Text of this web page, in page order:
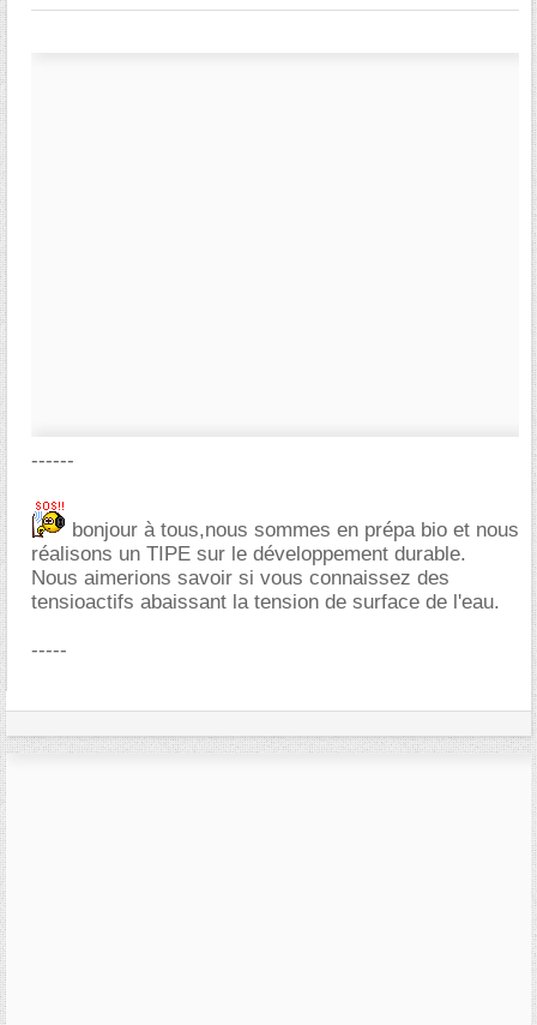
------
bonjour à tous,nous sommes en prépa bio et nous
réalisons un TIPE sur le développement durable.
Nous aimerions savoir si vous connaissez des
tensioactifs abaissant la tension de surface de l'eau.
-----